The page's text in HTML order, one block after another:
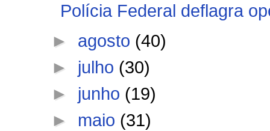
Polícia Federal deflagra
► agosto (40)
► julho (30)
► junho (19)
► maio (31)